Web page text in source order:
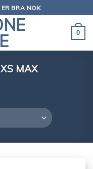
BRA NOK
0
MAX